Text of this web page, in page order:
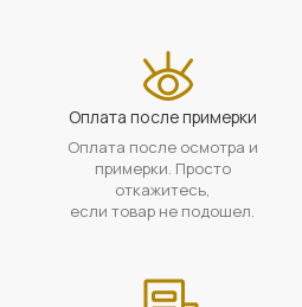
Оплата после примерки
Оплата после осмотра и
примерки. Просто
откажитесь,
если товар не подошел.